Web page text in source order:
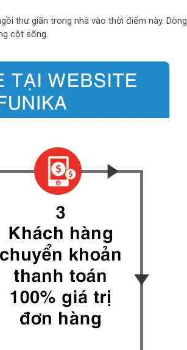
thư giãn trong nhà vào thời điểm này. Dòng
cột sống.